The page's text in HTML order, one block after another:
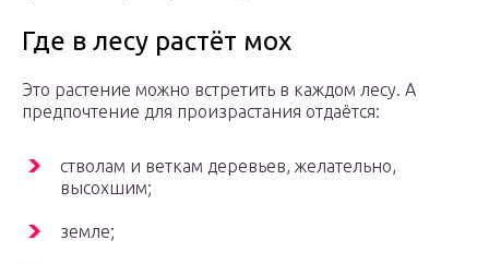
Где в лесу растёт мох
Это растение можно встретить в каждом лесу. А
предпочтение для произрастания отдаётся:
стволам и веткам деревьев, желательно,
высохшим;
земле;